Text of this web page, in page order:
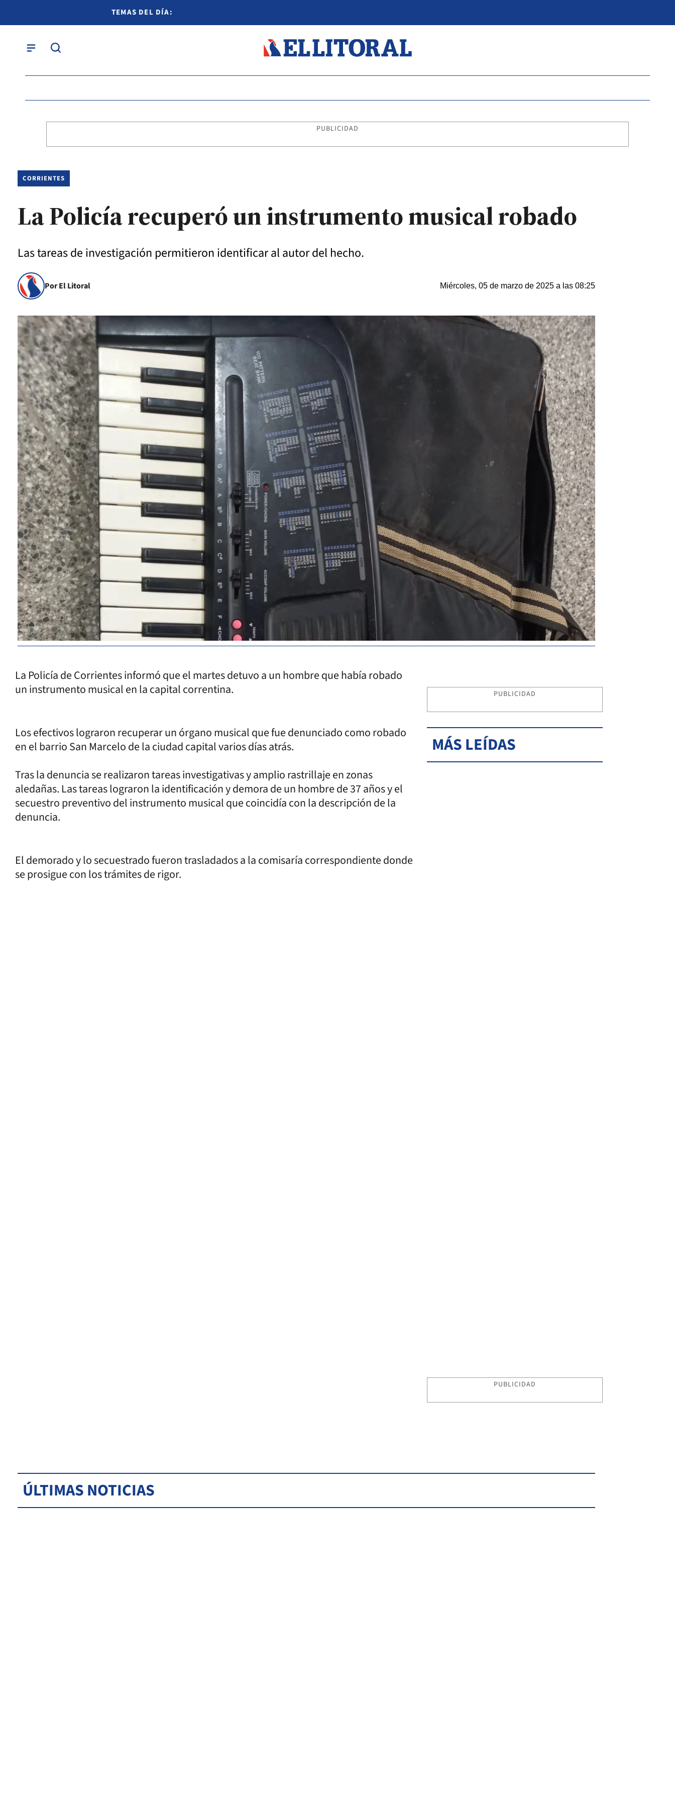
TEMAS DEL DÍA:
PUBLICIDAD
CORRIENTES
La Policía recuperó un instrumento musical robado
Las tareas de investigación permitieron identificar al autor del hecho.
Por El Litoral Miércoles, 05 de marzo de 2025 a las 08:25
La Policía de Corrientes informó que el martes detuvo a un hombre que había robado
un instrumento musical en la capital correntina.
Los efectivos lograron recuperar un órgano musical que fue denunciado como robado
en el barrio San Marcelo de la ciudad capital varios días atrás.
Tras la denuncia se realizaron tareas investigativas y amplio rastrillaje en zonas
aledañas. Las tareas lograron la identificación y demora de un hombre de 37 años y el
secuestro preventivo del instrumento musical que coincidía con la descripción de la
denuncia.
El demorado y lo secuestrado fueron trasladados a la comisaría correspondiente donde
se prosigue con los trámites de rigor.
PUBLICIDAD
MÁS LEÍDAS
PUBLICIDAD
ÚLTIMAS NOTICIAS